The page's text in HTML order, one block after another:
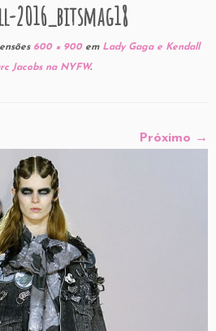
2016_bitsmag18
600 × 900emLady Gaga e Kendall
Jacobs na NYFW.
Próximo →